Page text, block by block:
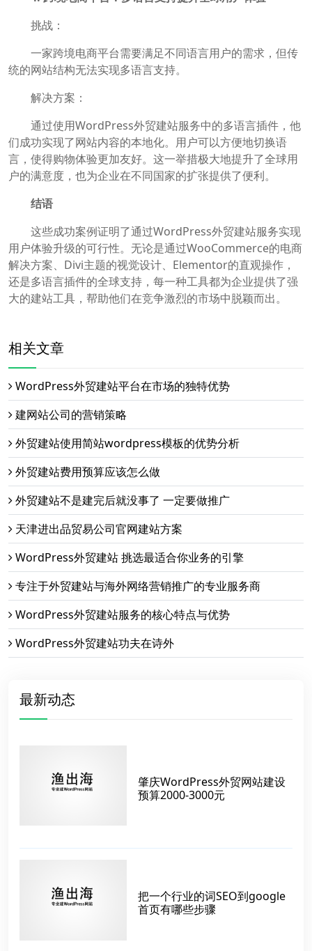
挑战：
一家跨境电商平台需要满足不同语言用户的需求，但传
统的网站结构无法实现多语言支持。
解决方案：
通过使用WordPress外贸建站服务中的多语言插件，他
们成功实现了网站内容的本地化。用户可以方便地切换语
言，使得购物体验更加友好。这一举措极大地提升了全球用
户的满意度，也为企业在不同国家的扩张提供了便利。
结语
这些成功案例证明了通过WordPress外贸建站服务实现
用户体验升级的可行性。无论是通过WooCommerce的电商
解决方案、Divi主题的视觉设计、Elementor的直观操作，
还是多语言插件的全球支持，每一种工具都为企业提供了强
大的建站工具，帮助他们在竞争激烈的市场中脱颖而出。
相关文章
WordPress外贸建站平台在市场的独特优势
建网站公司的营销策略
外贸建站使用简站wordpress模板的优势分析
外贸建站费用预算应该怎么做
外贸建站不是建完后就没事了 一定要做推广
天津进出品贸易公司官网建站方案
WordPress外贸建站 挑选最适合你业务的引擎
专注于外贸建站与海外网络营销推广的专业服务商
WordPress外贸建站服务的核心特点与优势
WordPress外贸建站功夫在诗外
最新动态
肇庆WordPress外贸网站建设
预算2000-3000元
把一个行业的词SEO到google
首页有哪些步骤